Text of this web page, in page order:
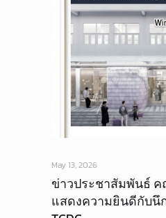
May 13, 2026
ข่าวประชาสัมพันธ์
แสดงความยินดีกับนึ